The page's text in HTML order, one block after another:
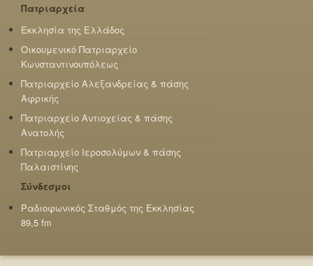
Πατριαρχεία
Εκκλησία της Ελλάδος
Οικουμενικό Πατριαρχείο
Κωνσταντινουπόλεως
Πατριαρχείο Αλεξανδρείας & πάσης
Αφρικής
Πατριαρχείο Αντιοχείας & πάσης
Ανατολής
Πατριαρχείο Ιεροσολύμων & πάσης
Παλαιστίνης
Σύνδεσμοι
Ραδιοφωνικός Σταθμός της Εκκλησίας
89,5 fm